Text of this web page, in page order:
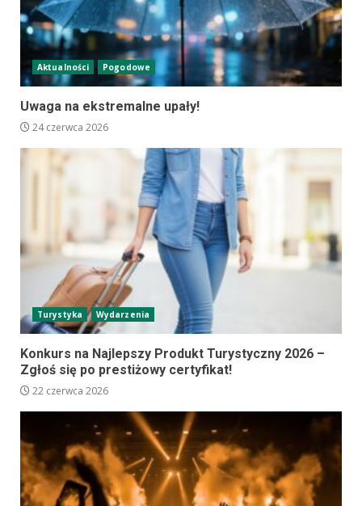
Aktualności Pogodowe
Uwaga na ekstremalne upały!
24 czerwca 2026
Turystyka Wydarzenia
Konkurs na Najlepszy Produkt Turystyczny 2026 –
Zgłoś się po prestiżowy certyfikat!
22 czerwca 2026